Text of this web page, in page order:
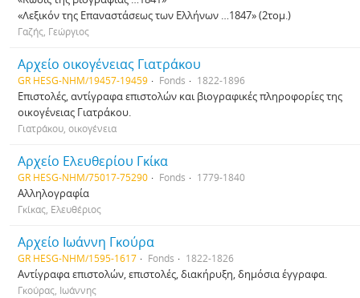
«Λεξικόν της Επαναστάσεως των Ελλήνων …1847» (2τομ.)
Γαζής, Γεώργιος
Αρχείο οικογένειας Γιατράκου
GR HESG-NHM/19457-19459 Fonds 1822-1896
Επιστολές, αντίγραφα επιστολών και βιογραφικές πληροφορίες της
οικογένειας Γιατράκου.
Γιατράκου, οικογένεια
Αρχείο Ελευθερίου Γκίκα
GR HESG-NHM/75017-75290 Fonds 1779-1840
Αλληλογραφία
Γκίκας, Ελευθέριος
Αρχείο Ιωάννη Γκούρα
GR HESG-NHM/1595-1617 Fonds 1822-1826
Αντίγραφα επιστολών, επιστολές, διακήρυξη, δημόσια έγγραφα.
Γκούρας, Ιωάννης